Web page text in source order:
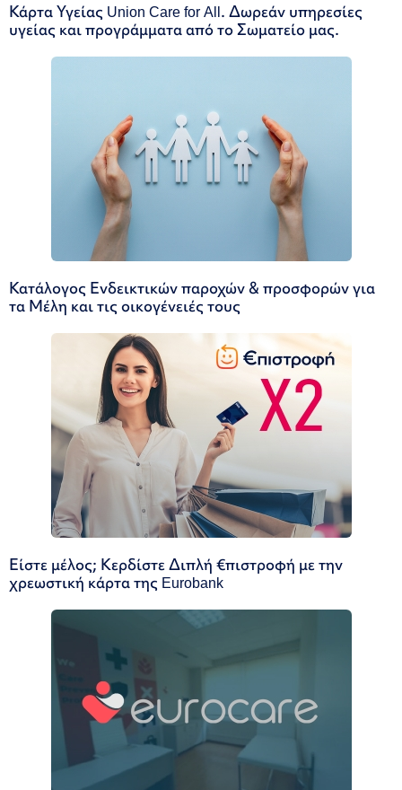
Κάρτα Υγείας Union Care for All. Δωρεάν υπηρεσίες
υγείας και προγράμματα από το Σωματείο μας.
Κατάλογος Ενδεικτικών παροχών & προσφορών για
τα Μέλη και τις οικογένειές τους
Είστε μέλος; Κερδίστε Διπλή €πιστροφή με την
χρεωστική κάρτα της Eurobank